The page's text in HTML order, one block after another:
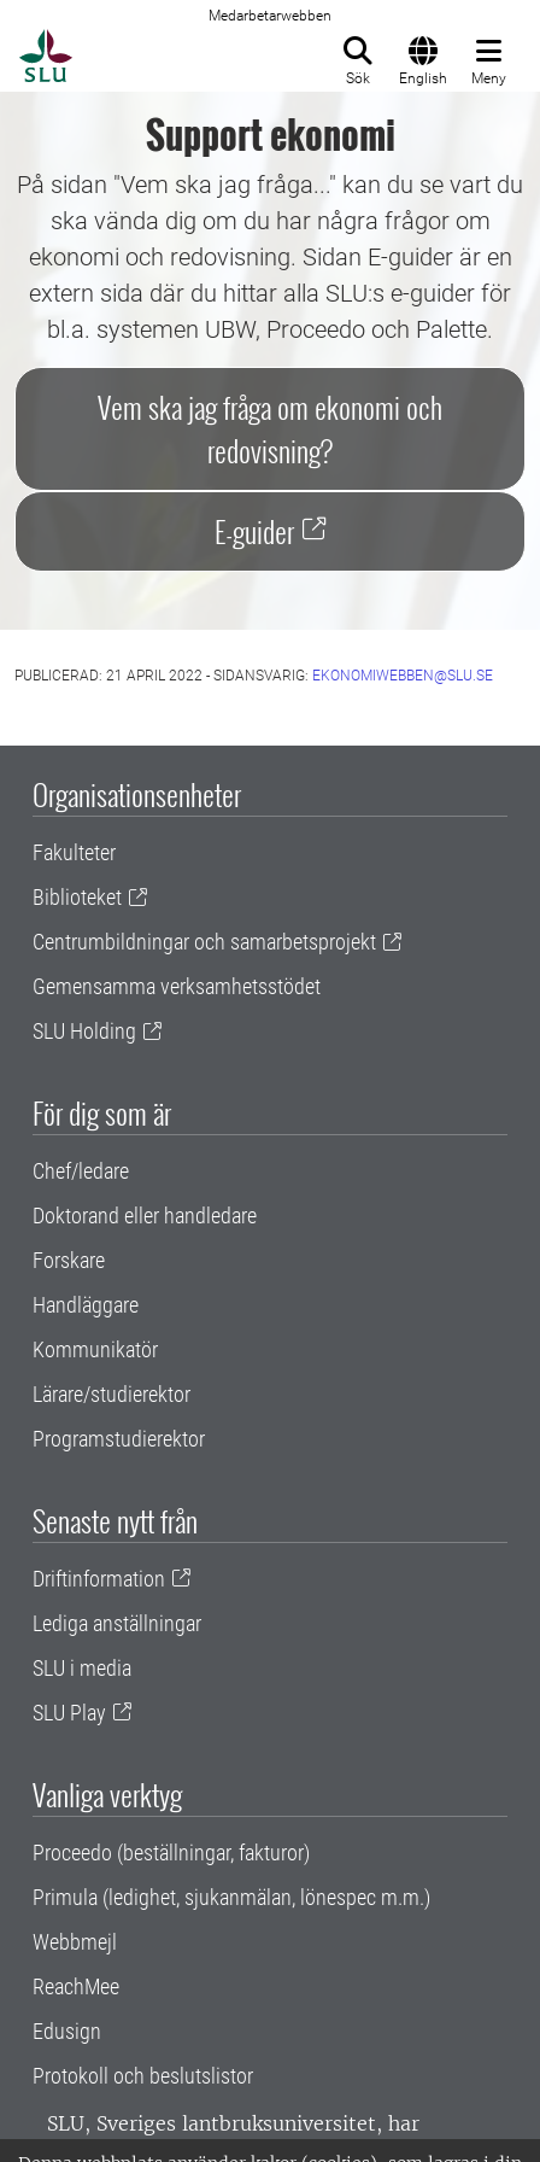
Medarbetarwebben
Sök English Meny
Support ekonomi
På sidan "Vem ska jag fråga..." kan du se vart du
ska vända dig om du har några frågor om
ekonomi och redovisning. Sidan E-guider är en
extern sida där du hittar alla SLU:s e-guider för
bl.a. systemen UBW, Proceedo och Palette.
Vem ska jag fråga om ekonomi och
redovisning?
E-guider
PUBLICERAD: 21 APRIL 2022 - SIDANSVARIG: EKONOMIWEBBEN@SLU.SE
Organisationsenheter
Fakulteter
Biblioteket
Centrumbildningar och samarbetsprojekt
Gemensamma verksamhetsstödet
SLU Holding
För dig som är
Chef/ledare
Doktorand eller handledare
Forskare
Handläggare
Kommunikatör
Lärare/studierektor
Programstudierektor
Senaste nytt från
Driftinformation
Lediga anställningar
SLU i media
SLU Play
Vanliga verktyg
Proceedo (beställningar, fakturor)
Primula (ledighet, sjukanmälan, lönespec m.m.)
Webbmejl
ReachMee
Edusign
Protokoll och beslutslistor
SLU, Sveriges lantbruksuniversitet, har
verksamhet över hela Sverige. Huvudorter är